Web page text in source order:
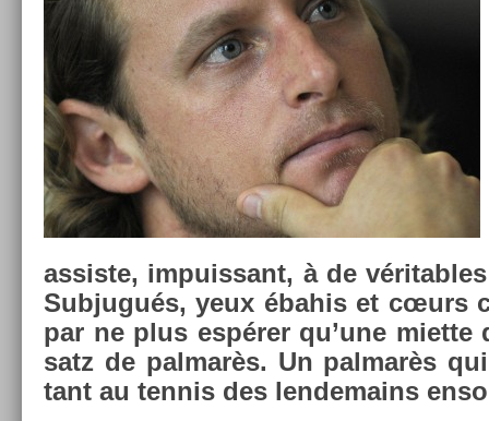
as­sis­te, im­puis­sant, à de
Sub­jugués, yeux ébahis et cœurs
par ne plus espérer qu’une
satz de pal­marès. Un pal­marès
tant au ten­nis des len­demains